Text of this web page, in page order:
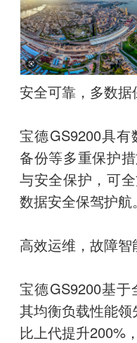
安全可靠，多数据
宝德GS9200具有
备份等多重保护
与安全保护，可
数据安全保驾护航。
高效运维，故障智
宝德GS9200基
其均衡负载性能
比上代提升200%